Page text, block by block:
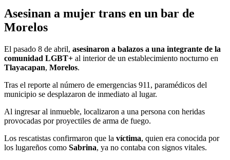
Asesinan a mujer trans en un bar de
Morelos
El pasado 8 de abril, asesinaron a balazos a una integrante de la
comunidad LGBT+ al interior de un establecimiento nocturno en
Tlayacapan, Morelos.
Tras el reporte al número de emergencias 911, paramédicos del
municipio se desplazaron de inmediato al lugar.
Al ingresar al inmueble, localizaron a una persona con heridas
provocadas por proyectiles de arma de fuego.
Los rescatistas confirmaron que la víctima, quien era conocida por
los lugareños como Sabrina, ya no contaba con signos vitales.